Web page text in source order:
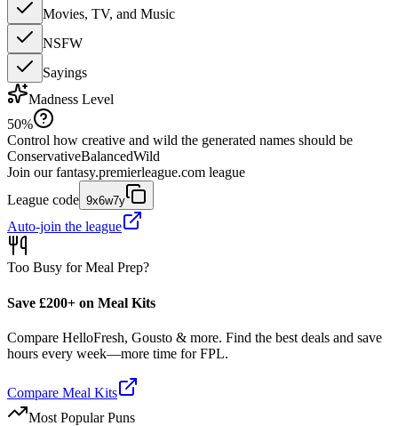
Movies, TV, and Music
NSFW
Sayings
Madness Level
50%
Control how creative and wild the generated names should be
ConservativeBalancedWild
Join our fantasy.premierleague.com league
League code 9x6w7y
Auto-join the league
Too Busy for Meal Prep?
Save £200+ on Meal Kits
Compare HelloFresh, Gousto & more. Find the best deals and save
hours every week—more time for FPL.
Compare Meal Kits
Most Popular Puns